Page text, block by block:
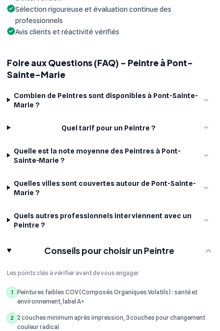
Sélection rigoureuse et évaluation continue des
professionnels
Avis clients et réactivité vérifiés
Foire aux Questions (FAQ) - Peintre à Pont-
Sainte-Marie
Combien de Peintres sont disponibles à Pont-Sainte-
Marie ?
Quel tarif pour un Peintre ?
Quelle est la note moyenne des Peintres à Pont-
Sainte-Marie ?
Quelles villes sont couvertes autour de Pont-Sainte-
Marie ?
Quels autres professionnels interviennent avec un
Peintre ?
Conseils pour choisir un Peintre
Les points clés à vérifier avant de vous engager
1
Peintures faibles COV (Composés Organiques Volatils) : santé et
environnement, label A+
2
2 couches minimum après impression, 3 couches pour changement
couleur radical